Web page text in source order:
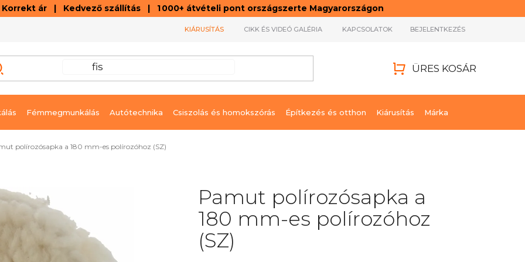
ár | Kedvező szállítás | 1 000+ átvételi pont országszerte Magyarországon
KIÁRUSÍTÁS CIKK ÉS VIDEÓ GALÉRIA KAPCSOLATOK BEJELENTKEZÉS
ÜRES KOSÁR
Fémmegmunkálás Autótechnika Csiszolás és homokszórás Építkezés és otthon Kiárusítás Márka
polírozósapka a 180 mm-es polírozóhoz (SZ)
Pamut polírozósapka a
180 mm-es polírozóhoz
(SZ)